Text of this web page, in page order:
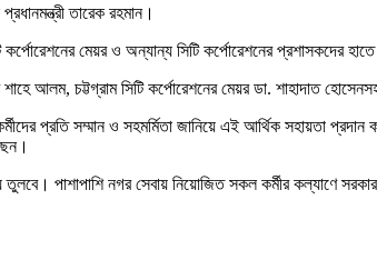
তারেক রহমান।
কর্পোরেশনের মেয়র ও অন্যান্য সিটি কর্পোরেশনের প্রশাসকদের
আলম, চট্টগ্রাম সিটি কর্পোরেশনের মেয়র ডা. শাহাদাত
প্রতি সম্মান ও সহমর্মিতা জানিয়ে এই আর্থিক সহায়তা
তুলবে। পাশাপাশি নগর সেবায় নিয়োজিত সকল কর্মীর কল্যাণে